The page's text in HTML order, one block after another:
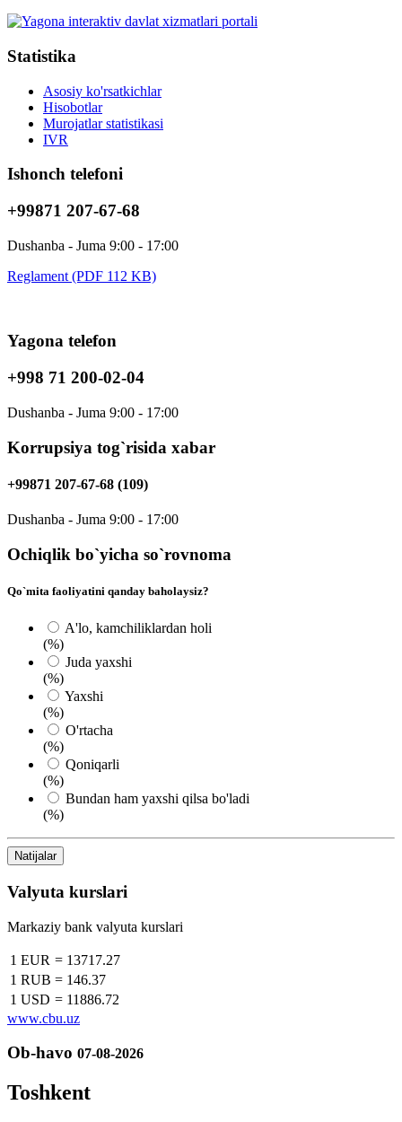
Statistika
Asosiy ko'rsatkichlar
Hisobotlar
Murojatlar statistikasi
IVR
Ishonch telefoni
+99871 207-67-68
Dushanba - Juma 9:00 - 17:00
Reglament (PDF 112 KB)
Yagona telefon
+998 71 200-02-04
Dushanba - Juma 9:00 - 17:00
Korrupsiya tog`risida xabar
+99871 207-67-68 (109)
Dushanba - Juma 9:00 - 17:00
Ochiqlik bo`yicha so`rovnoma
Qo`mita faoliyatini qanday baholaysiz?
A'lo, kamchiliklardan holi
(%)
Juda yaxshi
(%)
Yaxshi
(%)
O'rtacha
(%)
Qoniqarli
(%)
Bundan ham yaxshi qilsa bo'ladi
(%)
Natijalar
Valyuta kurslari
Markaziy bank valyuta kurslari
1 EUR = 13717.27
1 RUB = 146.37
1 USD = 11886.72
www.cbu.uz
Ob-havo 07-08-2026
Toshkent